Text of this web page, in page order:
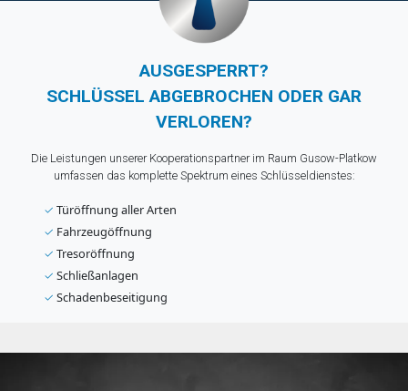
AUSGESPERRT?
SCHLÜSSEL ABGEBROCHEN ODER GAR
VERLOREN?
Die Leistungen unserer Kooperationspartner im Raum Gusow-Platkow
umfassen das komplette Spektrum eines Schlüsseldienstes:
✓ Türöffnung aller Arten
✓ Fahrzeugöffnung
✓ Tresoröffnung
✓ Schließanlagen
✓ Schadenbeseitigung